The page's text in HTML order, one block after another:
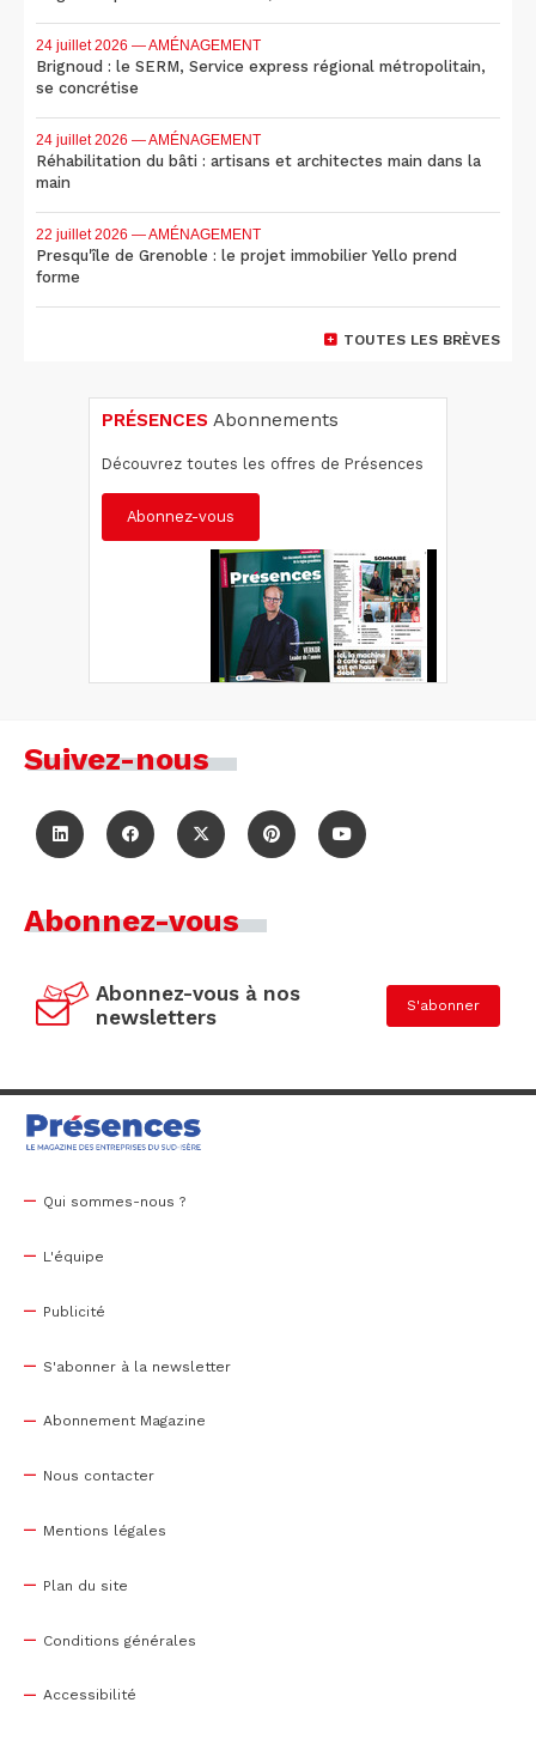
24 juillet 2026 — AMÉNAGEMENT
Brignoud : le SERM, Service express régional métropolitain,
se concrétise
24 juillet 2026 — AMÉNAGEMENT
Réhabilitation du bâti : artisans et architectes main dans la
main
22 juillet 2026 — AMÉNAGEMENT
Presqu'île de Grenoble : le projet immobilier Yello prend
forme
TOUTES LES BRÈVES
PRÉSENCES Abonnements
Découvrez toutes les offres de Présences
Abonnez-vous
Suivez-nous
Abonnez-vous
Abonnez-vous à nos
newsletters
S'abonner
Qui sommes-nous ?
L'équipe
Publicité
S'abonner à la newsletter
Abonnement Magazine
Nous contacter
Mentions légales
Plan du site
Conditions générales
Accessibilité